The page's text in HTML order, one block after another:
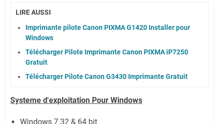
LIRE AUSSI
Imprimante pilote Canon PIXMA G1420 Installer pour
Windows
Télécharger Pilote Imprimante Canon PIXMA iP7250
Gratuit
Télécharger Pilote Canon G3430 Imprimante Gratuit
Systeme d'exploitation Pour Windows
Windows 7 32 & 64 bit